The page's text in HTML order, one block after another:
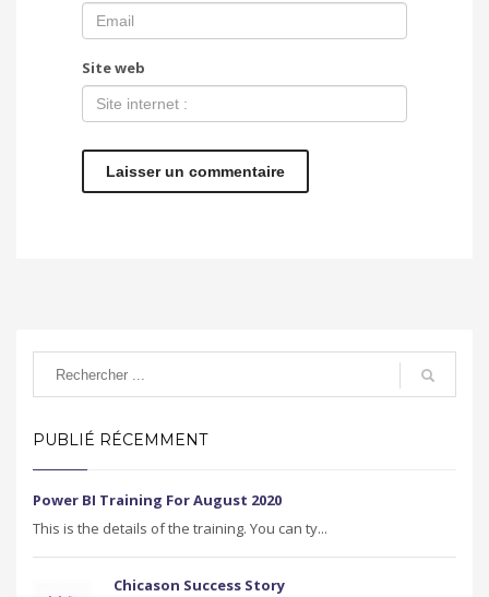
Site web
PUBLIÉ RÉCEMMENT
Power BI Training For August 2020
This is the details of the training. You can ty...
Chicason Success Story